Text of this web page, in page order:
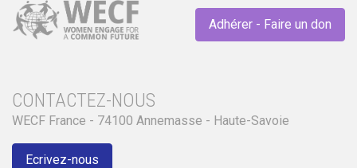
Adhérer - Faire un don
CONTACTEZ-NOUS
WECF France - 74100 Annemasse - Haute-Savoie
Ecrivez-nous